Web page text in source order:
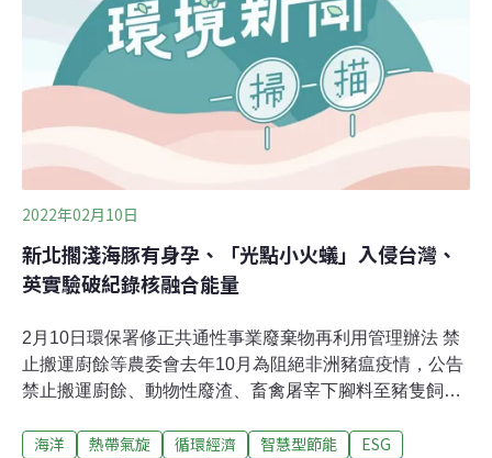
加州愛迪生電力、日本中部電力皆有推出類似的智慧能源
方案。台電本次計畫參考國際經驗，與工研院攜手推出為
期5個月的住商自動需量反應試辦方案，透過調整家電使
用習慣移轉用電，台電則提供電費扣減優惠，與民間和商
業用戶共同努力推動節電行動。2. 什麼是自動需量反應
（Automated Demand
2022年02月10日
新北擱淺海豚有身孕、「光點小火蟻」入侵台灣、
英實驗破紀錄核融合能量
2月10日環保署修正共通性事業廢棄物再利用管理辦法 禁
止搬運廚餘等農委會去年10月為阻絕非洲豬瘟疫情，公告
禁止搬運廚餘、動物性廢渣、畜禽屠宰下腳料至豬隻飼養
棄物再利用管理辦法」廚餘之再利用管理方式，直接再利
海洋 熱帶氣旋 循環經濟 智慧型節能
ESG